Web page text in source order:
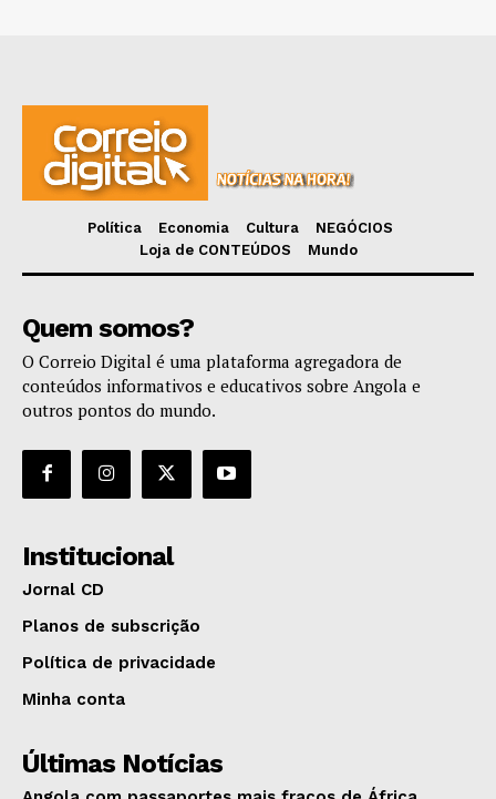
Política Economia Cultura
NEGÓCIOS
Loja de CONTEÚDOS
Mundo
Quem somos?
O Correio Digital é uma plataforma agregadora de
conteúdos informativos e educativos sobre Angola e
outros pontos do mundo.
Institucional
Jornal CD
Planos de subscrição
Política de privacidade
Minha conta
Últimas Notícias